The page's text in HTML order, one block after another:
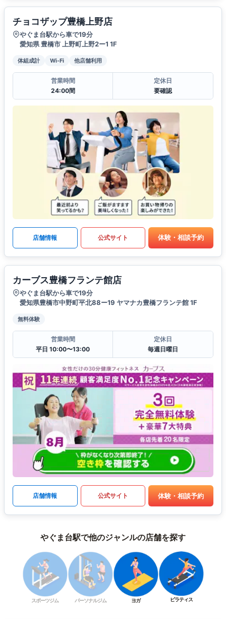
チョコザップ豊橋上野店
やぐま台駅から車で19分
愛知県 豊橋市 上野町上野2ー1 1F
体組成計 Wi-Fi 他店舗利用
営業時間
24:00間
定休日
要確認
店舗情報 公式サイト 体験・相談予約
カーブス豊橋フランテ館店
やぐま台駅から車で19分
愛知県豊橋市中野町平北88ー19 ヤマナカ豊橋フランテ館 1F
無料体験
営業時間
平日 10:00〜13:00
定休日
毎週日曜日
店舗情報 公式サイト 体験・相談予約
やぐま台駅で他のジャンルの店舗を探す
スポーツジム パーソナルジム ヨガ ピラティス